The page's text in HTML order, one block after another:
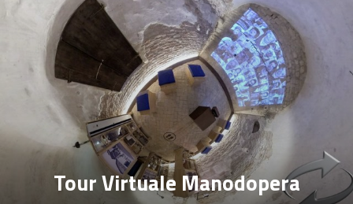
Tour Virtuale Manodopera